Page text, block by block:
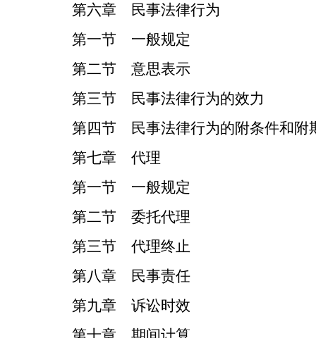
第六章 民事法律行为
第一节 一般规定
第二节 意思表示
第三节 民事法律行为的效力
第四节 民事法律行为的附条件和附
第七章 代理
第一节 一般规定
第二节 委托代理
第三节 代理终止
第八章 民事责任
第九章 诉讼时效